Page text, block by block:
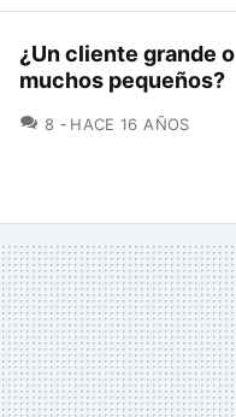
¿Un cliente grande o
muchos pequeños?
8 COMENTARIOS
HACE 16 AÑOS